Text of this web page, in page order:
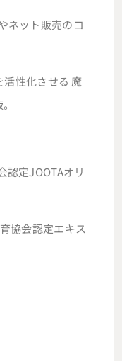
ネット販売のコ
性化させる 魔
認定JOOTAオリ
協会認定エキス